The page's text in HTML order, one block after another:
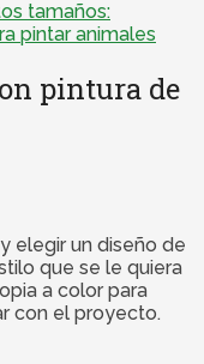
tamaños:
pintar animales
pintura de
elegir un diseño de
que se le quiera
a color para
con el proyecto.